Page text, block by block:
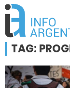
TAG: